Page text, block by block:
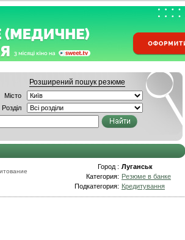
Розширений пошук резюме
Місто
Розділ
Город : Луганськ
Категория: Резюме в банке
Подкатегория: Кредитування